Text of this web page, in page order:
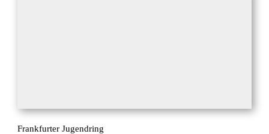
Frankfurter Jugendring